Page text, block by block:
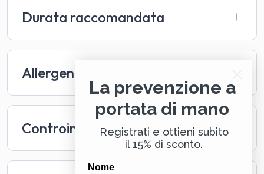
Durata raccomandata
Allergeni
Controindicazioni
La prevenzione a
portata di mano
Registrati e ottieni subito
il 15% di sconto.
Nome